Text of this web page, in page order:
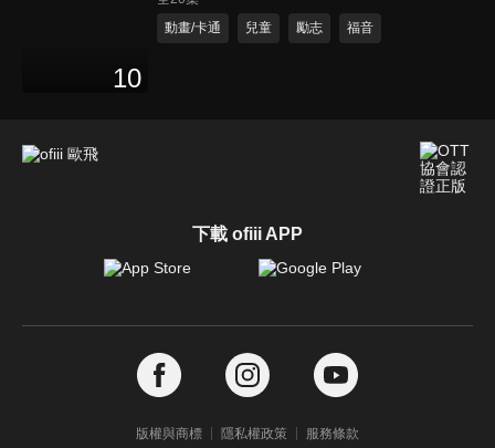
10
動畫/卡通
兒童 勵志 福音
下載 ofiii APP
版權與商標 隱私權政策 服務條款